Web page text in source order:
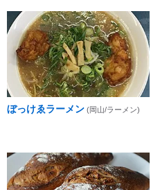
ぼっけゑラーメン (岡山/ラーメン)